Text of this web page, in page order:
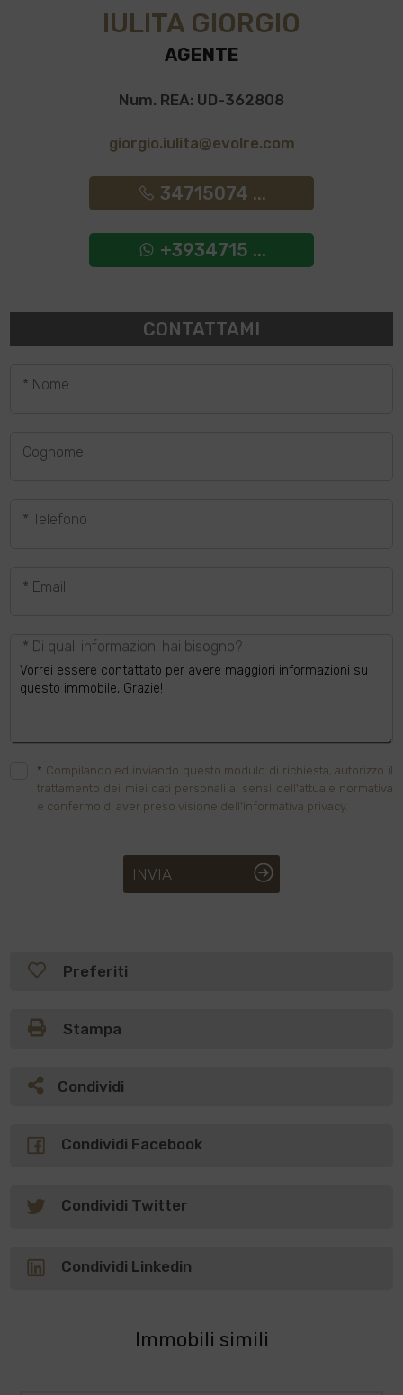
IULITA GIORGIO
AGENTE
Num. REA: UD-362808
giorgio.iulita@evolre.com
34715074 ...
+3934715 ...
CONTATTAMI
* Nome
Cognome
* Telefono
* Email
* Di quali informazioni hai bisogno?
* Compilando ed inviando questo modulo di richiesta, autorizzo il
trattamento dei miei dati personali ai sensi dell'attuale normativa
e confermo di aver preso visione dell'informativa privacy.
INVIA
Preferiti
Stampa
Condividi
Condividi Facebook
Condividi Twitter
Condividi Linkedin
Immobili simili